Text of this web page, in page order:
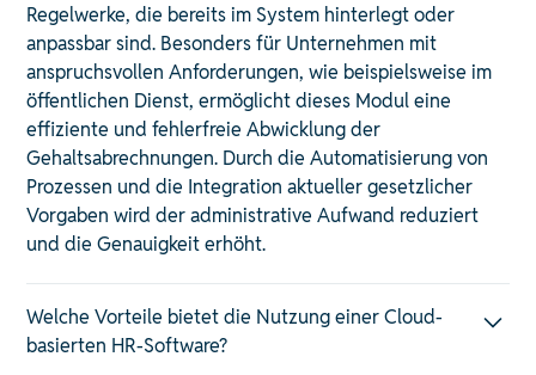
Regelwerke, die bereits im System hinterlegt oder
anpassbar sind. Besonders für Unternehmen mit
anspruchsvollen Anforderungen, wie beispielsweise im
öffentlichen Dienst, ermöglicht dieses Modul eine
effiziente und fehlerfreie Abwicklung der
Gehaltsabrechnungen. Durch die Automatisierung von
Prozessen und die Integration aktueller gesetzlicher
Vorgaben wird der administrative Aufwand reduziert
und die Genauigkeit erhöht. ​
Welche Vorteile bietet die Nutzung einer Cloud-
basierten HR-Software?